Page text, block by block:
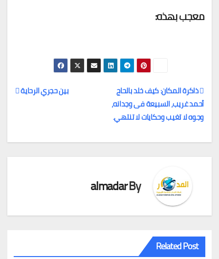
معجب بهذه:
تصفّح
المقالات
بين حجري الرحاية
ذاكرة المكان: كيف خلد بالحاج
أحمد غريب، السبيعة فى وجدانه،
وجوه لا تغيب وحكايات لا تنتهي.
By
almadar
Related Post